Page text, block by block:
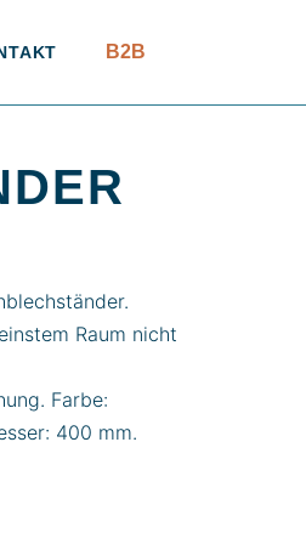
B2B
Raum nicht
Farbe:
400 mm.